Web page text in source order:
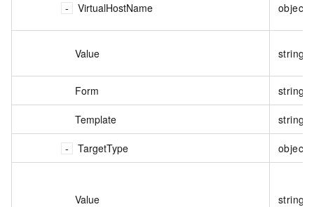
VirtualHostName object
Value string
Form string
Template string
TargetType object
Value string